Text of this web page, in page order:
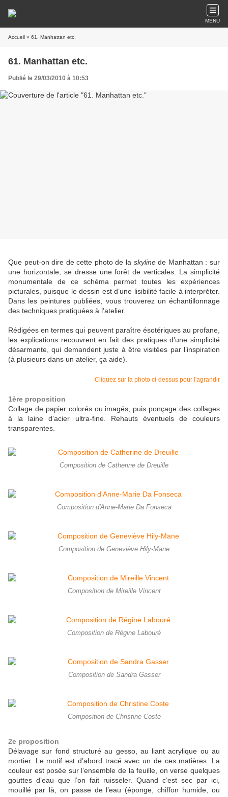
MENU
Accueil » 61. Manhattan etc.
61. Manhattan etc.
Publié le 29/03/2010 à 10:53
Que peut-on dire de cette photo de la skylinede Manhattan : sur
une horizontale, se dresse une forêt de verticales. La simplicité
monumentale de ce schéma permet toutes les expériences
picturales, puisque le dessin est d’une lisibilité facile à interpréter.
Dans les peintures publiées, vous trouverez un échantillonnage
des techniques pratiquées à l’atelier.
Rédigées en termes qui peuvent paraître ésotériques au profane,
les explications recouvrent en fait des pratiques d’une simplicité
désarmante, qui demandent juste à être visitées par l’inspiration
(à plusieurs dans un atelier, ça aide).
Cliquez sur la photo ci-dessus pour l'agrandir
1ère proposition
Collage de papier colorés ou imagés, puis ponçage des collages
à la laine d’acier ultra-fine. Rehauts éventuels de couleurs
transparentes.
Composition de Catherine de Dreuille
Composition d'Anne-Marie Da Fonseca
Composition de Geneviève Hily-Mane
Composition de Mireille Vincent
Composition de Régine Labouré
Composition de Sandra Gasser
Composition de Christine Coste
2e proposition
Délavage sur fond structuré au gesso, au liant acrylique ou au
mortier. Le motif est d’abord tracé avec un de ces matières. La
couleur est posée sur l’ensemble de la feuille, on verse quelques
gouttes d’eau que l’on fait ruisseler. Quand c’est sec par ici,
mouillé par là, on passe de l’eau (éponge, chiffon humide, ou